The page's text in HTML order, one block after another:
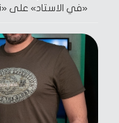
«في الاستاد» على